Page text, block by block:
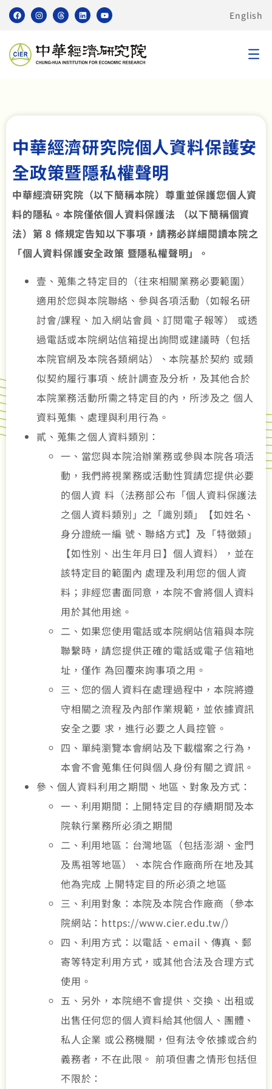
English
中華經濟研究院個人資料保護安
全政策暨隱私權聲明
中華經濟研究院（以下簡稱本院）尊重並保護您個人資
料的隱私。本院僅依個人資料保護法 （以下簡稱個資
法）第 8 條規定告知以下事項，請務必詳細閱讀本院之
「個人資料保護安全政策 暨隱私權聲明」。
壹、蒐集之特定目的（往來相關業務必要範圍）
適用於您與本院聯絡、參與各項活動（如報名研
討會/課程、加入網站會員、訂閱電子報等） 或透
過電話或本院網站信箱提出詢問或建議時（包括
本院官網及本院各類網站）、本院基於契約 或類
似契約履行事項、統計調查及分析，及其他合於
本院業務活動所需之特定目的內，所涉及之 個人
資料蒐集、處理與利用行為。
貳、蒐集之個人資料類別：
一、當您與本院洽辦業務或參與本院各項活
動，我們將視業務或活動性質請您提供必要
的個人資 料（法務部公布「個人資料保護法
之個人資料類別」之「識別類」【如姓名、
身分證統一編 號、聯絡方式】及「特徵類」
【如性別、出生年月日】個人資料），並在
該特定目的範圍內 處理及利用您的個人資
料；非經您書面同意，本院不會將個人資料
用於其他用途。
二、如果您使用電話或本院網站信箱與本院
聯繫時，請您提供正確的電話或電子信箱地
址，僅作 為回覆來詢事項之用。
三、您的個人資料在處理過程中，本院將遵
守相關之流程及內部作業規範，並依據資訊
安全之要 求，進行必要之人員控管。
四、單純瀏覽本會網站及下載檔案之行為，
本會不會蒐集任何與個人身份有關之資訊。
參、個人資料利用之期間、地區、對象及方式：
一、利用期間：上開特定目的存續期間及本
院執行業務所必須之期間
二、利用地區：台灣地區（包括澎湖、金門
及馬祖等地區）、本院合作廠商所在地及其
他為完成 上開特定目的所必須之地區
三、利用對象：本院及本院合作廠商（參本
院網站：https://www.cier.edu.tw/）
四、利用方式：以電話、email、傳真、郵
寄等特定利用方式，或其他合法及合理方式
使用。
五、另外，本院絕不會提供、交換、出租或
出售任何您的個人資料給其他個人、團體、
私人企業 或公務機關，但有法令依據或合約
義務者，不在此限。 前項但書之情形包括但
不限於：